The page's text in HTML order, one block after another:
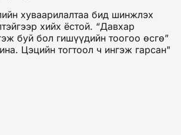
хуваарилалтаа бид шинжлэх
хийх ёстой. “Давхар
буй бол гишүүдийн тоогоо өсгө”
Цэцийн тогтоол ч ингэж гарсан"